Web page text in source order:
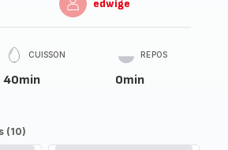
edwige
CUISSON
40min
REPOS
0min
(10)